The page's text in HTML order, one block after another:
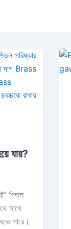
যায়?
পিতল
সাথে
পারে।